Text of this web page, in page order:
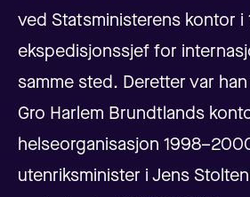
ved Statsministerens kontor i
ekspedisjonssjef for
samme sted. Deretter var
Gro Harlem Brundtlands
helseorganisasjon
utenriksminister i Jens